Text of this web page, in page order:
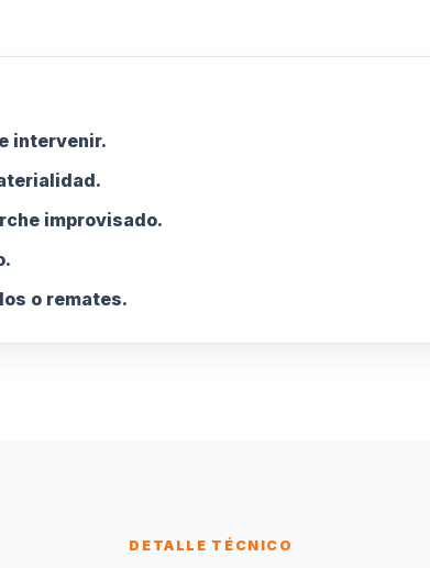
intervenir.
improvisado.
o remates.
DETALLE TÉCNICO